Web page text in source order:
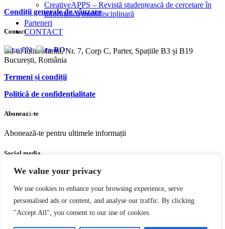
We value your privacy
We use cookies to enhance your browsing experience, serve
personalised ads or content, and analyse our traffic. By clicking
"Accept All", you consent to our use of cookies.
CreativeAPPS – Revistă studențească de cercetare în
informatică multidisciplinară
Parteneri
CONTACT
EN RO
Condiții generale de vânzare
Contact
Bd-ul Iuliu Maniu, Nr. 7, Corp C, Parter, Spațiile B3 și B19
București, România
Termeni și condiții
Politică de confidențialitate
Abonează-te
Abonează-te pentru ultimele informații
Social media
FacebookYoutubeInstagram